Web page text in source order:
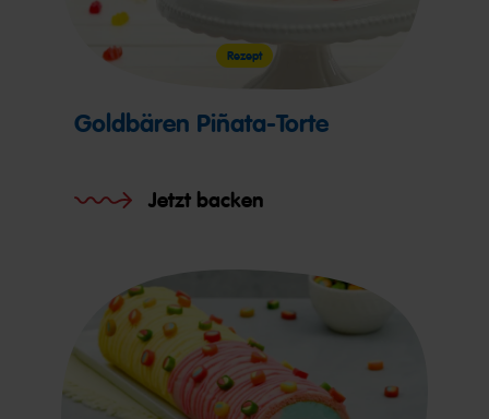
Goldbären Piñata-Torte
Jetzt backen
Rezept